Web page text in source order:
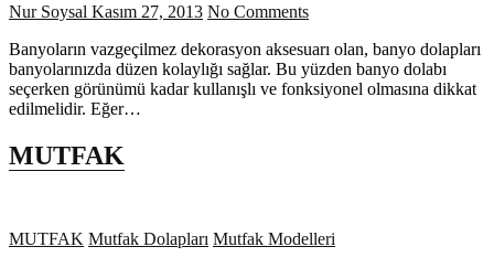
Nur Soysal Kasım 27, 2013 No Comments
Banyoların vazgeçilmez dekorasyon aksesuarı olan, banyo dolapları
banyolarınızda düzen kolaylığı sağlar. Bu yüzden banyo dolabı
seçerken görünümü kadar kullanışlı ve fonksiyonel olmasına dikkat
edilmelidir. Eğer…
MUTFAK
MUTFAK Mutfak Dolapları Mutfak Modelleri